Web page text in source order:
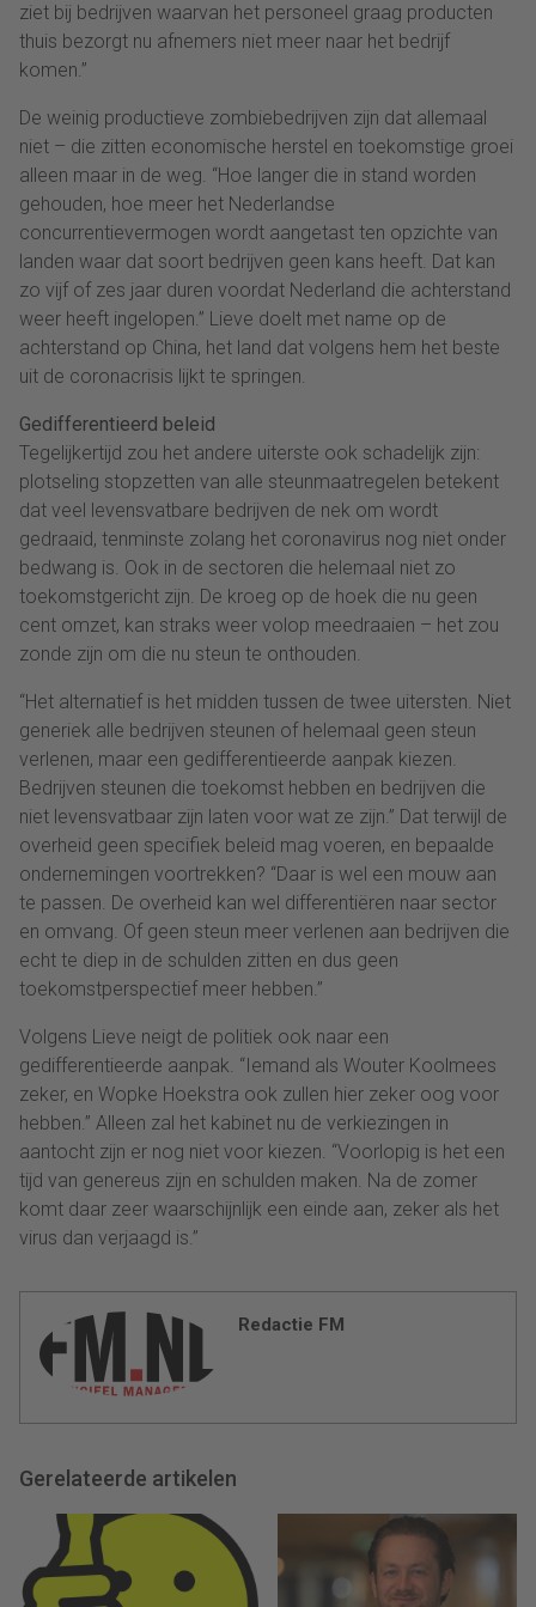
ziet bij bedrijven waarvan het personeel graag producten
thuis bezorgt nu afnemers niet meer naar het bedrijf
komen.”
De weinig productieve zombiebedrijven zijn dat allemaal
niet – die zitten economische herstel en toekomstige groei
alleen maar in de weg. “Hoe langer die in stand worden
gehouden, hoe meer het Nederlandse
concurrentievermogen wordt aangetast ten opzichte van
landen waar dat soort bedrijven geen kans heeft. Dat kan
zo vijf of zes jaar duren voordat Nederland die achterstand
weer heeft ingelopen.” Lieve doelt met name op de
achterstand op China, het land dat volgens hem het beste
uit de coronacrisis lijkt te springen.
Gedifferentieerd beleid
Tegelijkertijd zou het andere uiterste ook schadelijk zijn:
plotseling stopzetten van alle steunmaatregelen betekent
dat veel levensvatbare bedrijven de nek om wordt
gedraaid, tenminste zolang het coronavirus nog niet onder
bedwang is. Ook in de sectoren die helemaal niet zo
toekomstgericht zijn. De kroeg op de hoek die nu geen
cent omzet, kan straks weer volop meedraaien – het zou
zonde zijn om die nu steun te onthouden.
“Het alternatief is het midden tussen de twee uitersten. Niet
generiek alle bedrijven steunen of helemaal geen steun
verlenen, maar een gedifferentieerde aanpak kiezen.
Bedrijven steunen die toekomst hebben en bedrijven die
niet levensvatbaar zijn laten voor wat ze zijn.” Dat terwijl de
overheid geen specifiek beleid mag voeren, en bepaalde
ondernemingen voortrekken? “Daar is wel een mouw aan
te passen. De overheid kan wel differentiëren naar sector
en omvang. Of geen steun meer verlenen aan bedrijven die
echt te diep in de schulden zitten en dus geen
toekomstperspectief meer hebben.”
Volgens Lieve neigt de politiek ook naar een
gedifferentieerde aanpak. “Iemand als Wouter Koolmees
zeker, en Wopke Hoekstra ook zullen hier zeker oog voor
hebben.” Alleen zal het kabinet nu de verkiezingen in
aantocht zijn er nog niet voor kiezen. “Voorlopig is het een
tijd van genereus zijn en schulden maken. Na de zomer
komt daar zeer waarschijnlijk een einde aan, zeker als het
virus dan verjaagd is.”
Redactie FM
Gerelateerde artikelen